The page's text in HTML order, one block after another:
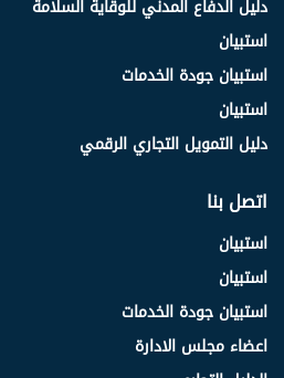
دليل الدفاع المدني للوقاية السلامة
استبيان
استبيان جودة الخدمات
استبيان
دليل التمويل التجاري الرقمي
اتصل بنا
استبيان
استبيان
استبيان جودة الخدمات
اعضاء مجلس الادارة